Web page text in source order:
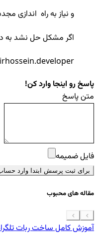
و نیاز به راه اندازی
اگر مشکل حل نشد به
پاسخ رو اینجا وارد کن!
متن پاسخ
فایل ضمیمه
برای ثبت پرسش ابتدا وارد
مقاله های محبوب
آموزش کامل ساخت ربات